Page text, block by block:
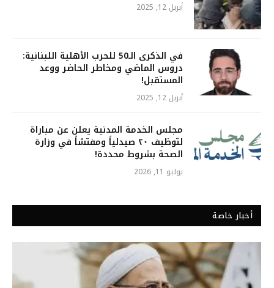
أبريل 12, 2025
في الذكرى الـ50 للحرب الأهلية اللبنانية:
دروس الماضي ومخاطر الحاضر ووعد
المستقبل!
أبريل 12, 2025
مجلس الخدمة المدنية يعلن عن مباراة
لتوظيف ٢٠ صيدلياً ومفتشاً في وزارة
الصحة بشروط محددة!
يوليو 11, 2026
أخبار خاصة